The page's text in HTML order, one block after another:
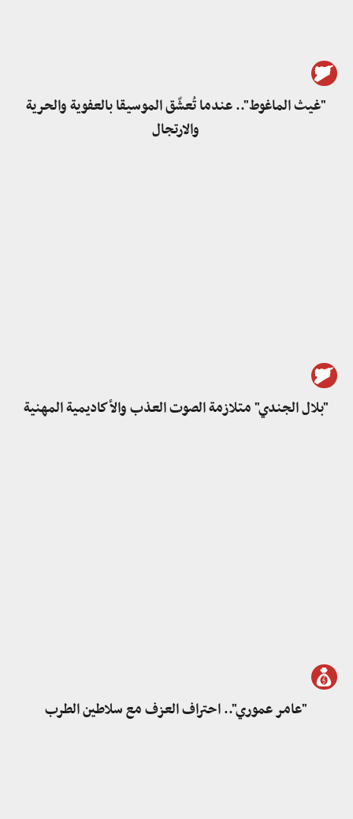
"غيث الماغوط".. عندما تُعشّق الموسيقا بالعفوية والحرية
والارتجال
"بلال الجندي" متلازمة الصوت العذب والأكاديمية المهنية
"عامر عموري".. احتراف العزف مع سلاطين الطرب